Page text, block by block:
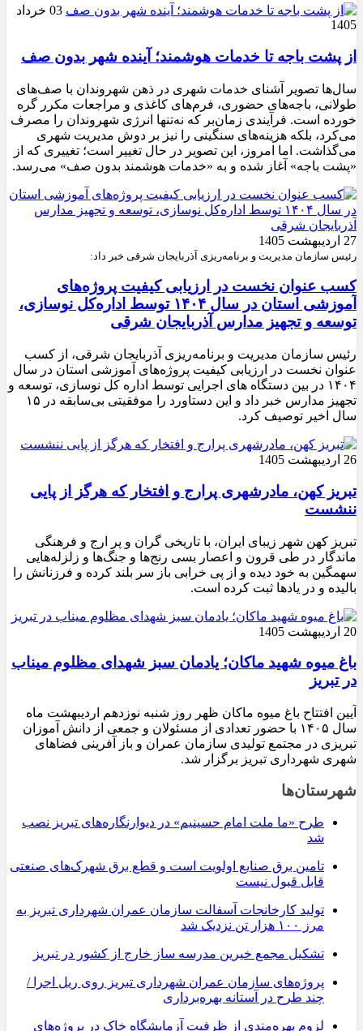
03 خرداد
1405
از پشت باجه تا خدمات هوشمند؛ آینده شهر بدون صف
سال‌ها تصویر آشنای خدمات شهری در ذهن شهروندان با صف‌های
طولانی، باجه‌های حضوری، فرم‌های کاغذی و مراجعات مکرر گره
خورده است. فرآیندی زمان‌بر که نه‌تنها انرژی شهروندان را مصرف
می‌کرد، بلکه هزینه‌های سنگینی را نیز بر دوش مدیریت شهری
می‌گذاشت. اما امروز، این تصویر در حال تغییر است؛ تغییری که از
«پشت باجه» آغاز شده و به «خدمات هوشمند بدون صف» می‌رسد.
27 اردیبهشت 1405
رئیس سازمان مدیریت و برنامه‌ریزی آذربایجان شرقی خبر داد:
کسب عنوان نخست در ارزیابی کیفیت پروژه‌های
آموزشی استان در سال ۱۴۰۴ توسط اداره‌کل نوسازی،
توسعه و تجهیز مدارس آذربایجان شرقی
رئیس سازمان مدیریت و برنامه‌ریزی آذربایجان شرقی، از کسب
عنوان نخست در ارزیابی کیفیت پروژه‌های آموزشی استان در سال
۱۴۰۴ در بین دستگاه های اجرایی توسط اداره کل نوسازی، توسعه و
تجهیز مدارس خبر داد و این دستاورد را موفقیتی بی‌سابقه در ۱۵
سال اخیر توصیف کرد.
26 اردیبهشت 1405
تبریز کهن، مادرشهری پرارج و افتخار که هرگز از پایی
ننشست
تبریز کهن شهر زیبای ایران، با تاریخی گران و پر ارج و فرهنگی
ماندگار در طی قرون و اعصار بسی رنج‌ها و جنگ‌ها و زلزله‌هایی
سهمگین به خود دیده و از پی خرابی باز سر بلند کرده و فرزنانش را
بالیده و در یادها ثبت کرده است.
20 اردیبهشت 1405
باغ میوه شهید ماکان؛ یادمان سبز شهدای مظلوم میناب
در تبریز
آیین افتتاح باغ میوه ماکان ظهر روز شنبه نوزدهم اردیبهشت ماه
سال ۱۴۰۵ با حضور تعدادی از مسئولان و جمعی از دانش آموزان
تبریزی در مجتمع تولیدی سازمان عمران و باز آفرینی فضاهای
شهری شهرداری تبریز برگزار شد.
شهرستان‌ها
طرح «ما ملت امام حسینیم» در دیوارنگاره‌های تبریز نصب
شد
تامین برق صنایع اولویت است و قطع برق شهرک‌های صنعتی
قابل قبول نیست
تولید کارخانجات آسفالت سازمان عمران شهرداری تبریز به
مرز ۱۰۰ هزار تن نزدیک شد
تشکیل مجمع خیرین مدرسه ‌ساز خارج از کشور در تبریز
پروژه‌های سازمان عمران شهرداری تبریز روی ریل اجرا /
چند طرح در آستانه بهره‌برداری
لزوم بهره‌مندی از ظرفیت آزمایشگاه خاک در پروژه‌های